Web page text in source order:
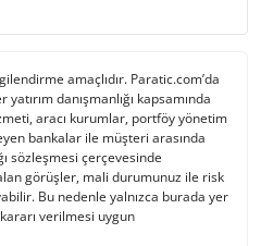
amaçlıdır. Paratic.com’da
danışmanlığı kapsamında
aracı kurumlar, portföy yönetim
bankalar ile müşteri arasında
sözleşmesi çerçevesinde
görüşler, mali durumunuz ile risk
Bu nedenle yalnızca burada yer
verilmesi uygun